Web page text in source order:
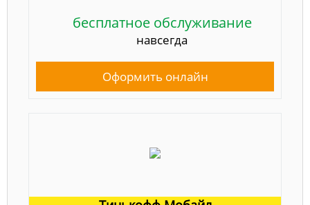
бесплатное обслуживание
навсегда
Оформить онлайн